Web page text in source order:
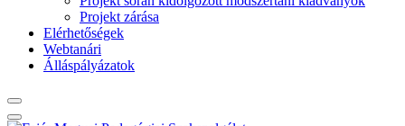
Projekt zárása
Elérhetőségek
Webtanári
Álláspályázatok